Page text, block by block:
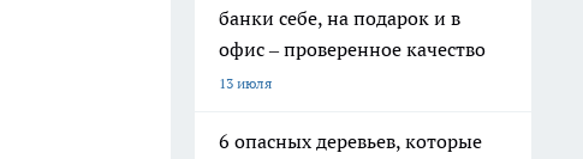
банки себе, на подарок и в
офис – проверенное качество
13 июля
6 опасных деревьев, которые